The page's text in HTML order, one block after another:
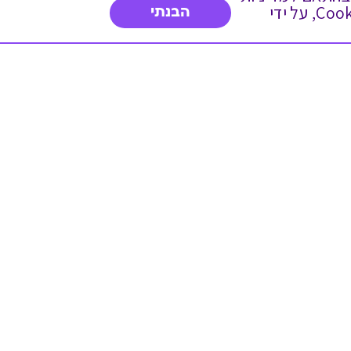
דברו איתנו הפרטיות. המשך גלישה באתר מהווה הסכמה לשימוש זה. באפשרותך לשנות את הגדרות ה- Cookies, על ידי הבנתי